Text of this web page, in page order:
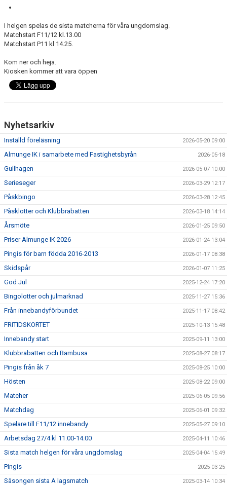
KONTAKT
OM KLUBBEN
I helgen spelas de sista matcherna för våra ungdomslag.
Matchstart F11/12 kl.13.00
Matchstart P11 kl 14.25.
Kom ner och heja.
Kiosken kommer att vara öppen
Nyhetsarkiv
Inställd föreläsning 2026-05-20 09:00
Almunge IK i samarbete med Fastighetsbyrån 2026-05-18
Gullhagen 2026-05-07 10:00
Serieseger 2026-03-29 12:17
Påskbingo 2026-03-28 12:45
Påsklotter och Klubbrabatten 2026-03-18 14:14
Årsmöte 2026-01-25 09:50
Priser Almunge IK 2026 2026-01-24 13:04
Pingis för barn födda 2016-2013 2026-01-17 08:38
Skidspår 2026-01-07 11:25
God Jul 2025-12-24 17:20
Bingolotter och julmarknad 2025-11-27 15:36
Från innebandyförbundet 2025-11-17 08:42
FRITIDSKORTET 2025-10-13 15:48
Innebandy start 2025-09-11 13:00
Klubbrabatten och Bambusa 2025-08-27 08:17
Pingis från åk 7 2025-08-25 10:00
Hösten 2025-08-22 09:00
Matcher 2025-06-05 09:56
Matchdag 2025-06-01 09:32
Spelare till F11/12 innebandy 2025-05-27 09:10
Arbetsdag 27/4 kl 11.00-14.00 2025-04-11 10:46
Sista match helgen för våra ungdomslag 2025-04-04 15:49
Pingis 2025-03-25
Säsongen sista A lagsmatch 2025-03-14 10:34